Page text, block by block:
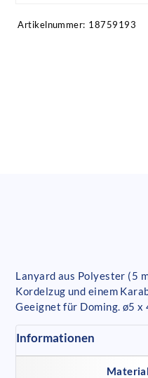
Artikelnummer: 18759193
Lanyard aus Polyester (5
Kordelzug und einem
Geeignet für Doming. ø5 x
Informationen
Material